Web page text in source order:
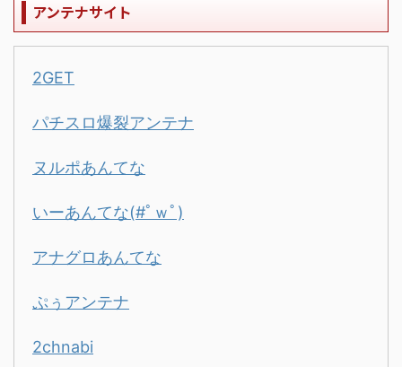
アンテナサイト
2GET
パチスロ爆裂アンテナ
ヌルポあんてな
いーあんてな(#ﾟｗﾟ)
アナグロあんてな
ぷぅアンテナ
2chnabi